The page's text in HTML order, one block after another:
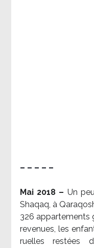
– – – – –
Mai 2018 – Un
Shaqaq, à
326 appartements
revenues, les
ruelles restées